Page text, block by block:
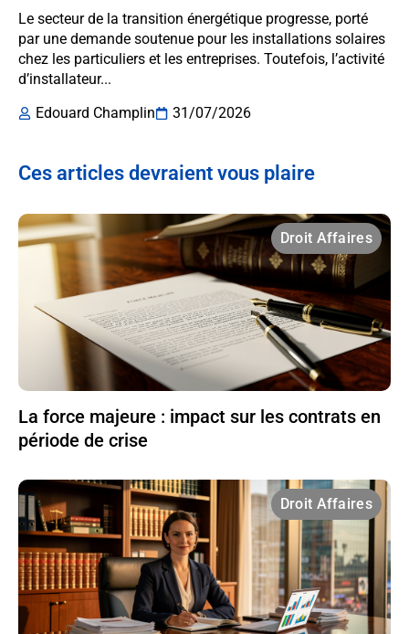
Le secteur de la transition énergétique progresse, porté
par une demande soutenue pour les installations solaires
chez les particuliers et les entreprises. Toutefois, l’activité
d’installateur...
Edouard Champlin
31/07/2026
Ces articles devraient vous plaire
Droit Affaires
La force majeure : impact sur les contrats en
période de crise
Droit Affaires